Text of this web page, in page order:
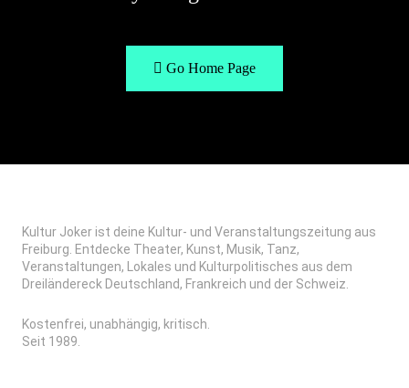
Go Home Page
Kultur Joker ist deine Kultur- und Veranstaltungszeitung aus
Freiburg. Entdecke Theater, Kunst, Musik, Tanz,
Veranstaltungen, Lokales und Kulturpolitisches aus dem
Dreiländereck Deutschland, Frankreich und der Schweiz.
Kostenfrei, unabhängig, kritisch.
Seit 1989.